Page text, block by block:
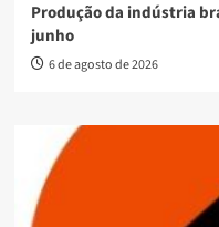
Produção da indústria
junho
6 de agosto de 2026